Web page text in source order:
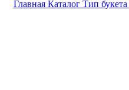
Главная Каталог Тип букета